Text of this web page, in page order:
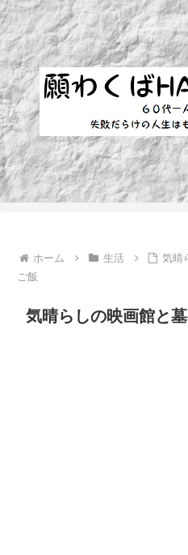
ホーム 生活
気晴
ご飯
気晴らしの映画館と